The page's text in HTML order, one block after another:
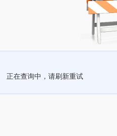
正在查询中，请刷新重试